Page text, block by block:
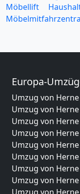
Möbellift
Europa-
Umzug von
Umzug von
Umzug von
Umzug von
Umzug von
Umzug von
Umzug von
Umzug von
Umzug von